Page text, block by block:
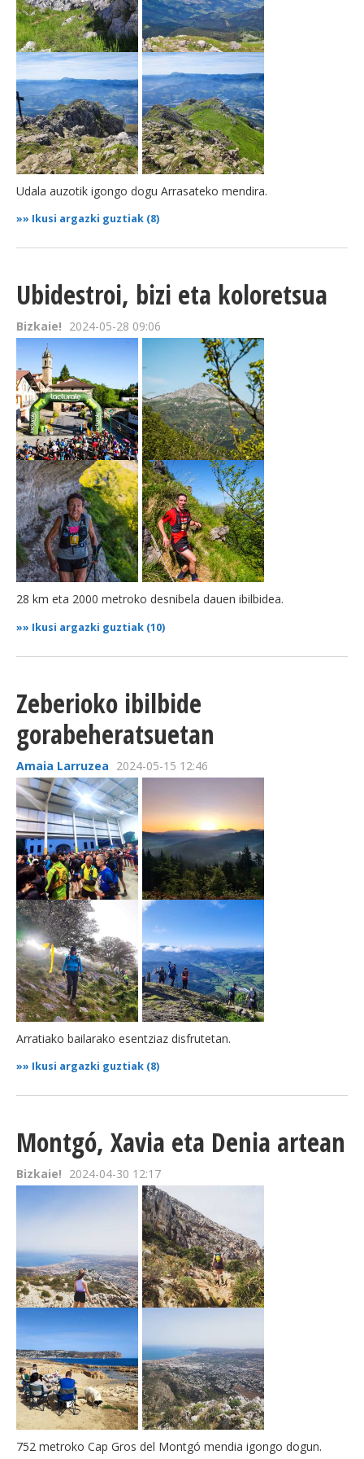
Udala auzotik igongo dogu Arrasateko mendira.
»» Ikusi argazki guztiak (8)
Ubidestroi, bizi eta koloretsua
Bizkaie! 2024-05-28 09:06
28 km eta 2000 metroko desnibela dauen ibilbidea.
»» Ikusi argazki guztiak (10)
Zeberioko ibilbide
gorabeheratsuetan
Amaia Larruzea 2024-05-15 12:46
Arratiako bailarako esentziaz disfrutetan.
»» Ikusi argazki guztiak (8)
Montgó, Xavia eta Denia artean
Bizkaie! 2024-04-30 12:17
752 metroko Cap Gros del Montgó mendia igongo dogun.